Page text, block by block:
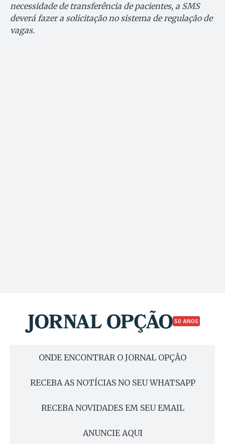
necessidade de transferência de pacientes, a SMS
deverá fazer a solicitação no sistema de regulação de
vagas.
50 ANOS
ONDE ENCONTRAR O JORNAL OPÇÃO
RECEBA AS NOTÍCIAS NO SEU WHATSAPP
RECEBA NOVIDADES EM SEU EMAIL
ANUNCIE AQUI